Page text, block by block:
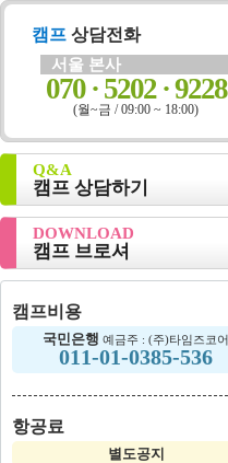
캠프 상담전화
서울 본사
070 · 5202 · 9228
(월~금 / 09:00 ~ 18:00)
Q&A
캠프 상담하기
DOWNLOAD
캠프 브로셔
캠프비용
국민은행 예금주 : (주)타임즈코어
011-01-0385-536
항공료
별도공지